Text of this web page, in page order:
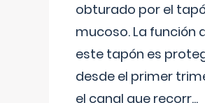
obturado por el
mucoso. La función
este tapón es
desde el primer
el canal que recorr...